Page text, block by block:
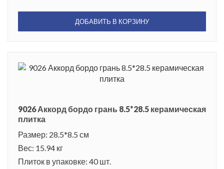
ДОБАВИТЬ В КОРЗИНУ
9026 Аккорд бордо грань 8.5*28.5 керамическая
плитка
Размер: 28.5*8.5 см
Вес: 15.94 кг
Плиток в упаковке: 40 шт.